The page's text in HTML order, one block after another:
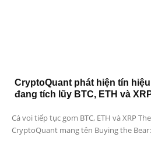
CryptoQuant phát hiện tín
đang tích lũy BTC, ETH và
Cá voi tiếp tục gom BTC, ETH và XRP
CryptoQuant mang tên Buying the